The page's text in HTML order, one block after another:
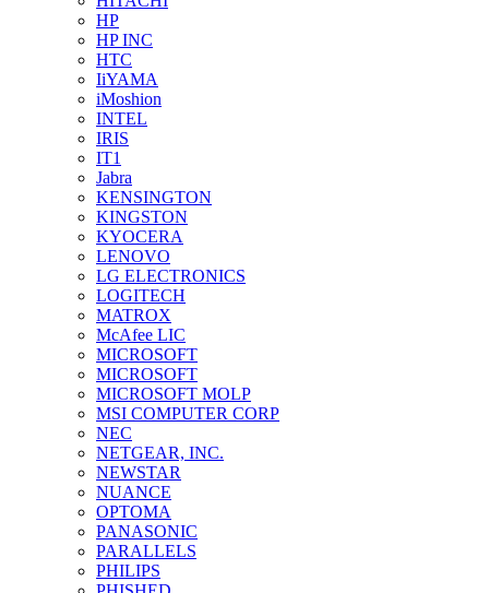
HP
HP INC
HTC
IiYAMA
iMoshion
INTEL
IRIS
IT1
Jabra
KENSINGTON
KINGSTON
KYOCERA
LENOVO
LG ELECTRONICS
LOGITECH
MATROX
McAfee LIC
MICROSOFT
MICROSOFT
MICROSOFT MOLP
MSI COMPUTER CORP
NEC
NETGEAR, INC.
NEWSTAR
NUANCE
OPTOMA
PANASONIC
PARALLELS
PHILIPS